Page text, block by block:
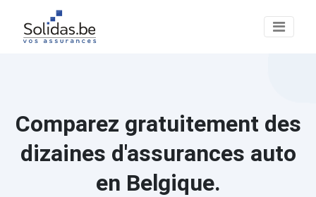
Comparez gratuitement des
dizaines d'assurances auto
en Belgique.